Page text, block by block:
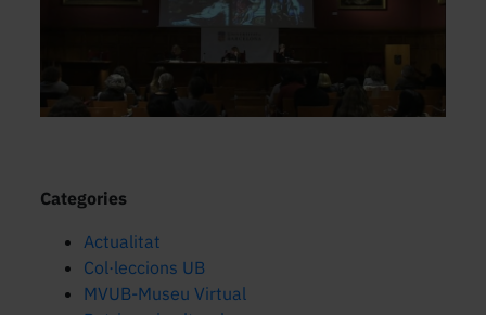
Categories
Actualitat
Col·leccions UB
MVUB-Museu Virtual